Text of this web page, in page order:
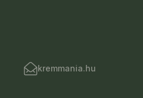
kremmania.hu